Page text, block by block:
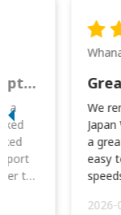
This was wonderful option to a family of four. Everything worked smoothly.
a
to
We
a
easy
2026-